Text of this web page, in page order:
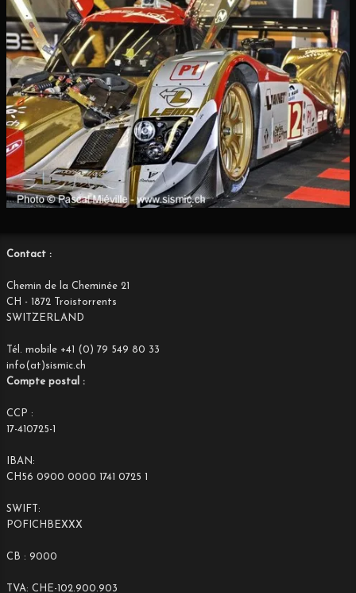
Contact :
Chemin de la Cheminée 21
CH - 1872 Troistorrents
SWITZERLAND
Tél. mobile +41 (0) 79 549 80 33
info(at)sismic.ch
Compte postal :
CCP :
17-410725-1
IBAN:
CH56 0900 0000 1741 0725 1
SWIFT:
POFICHBEXXX
CB : 9000
TVA: CHE-102.900.903